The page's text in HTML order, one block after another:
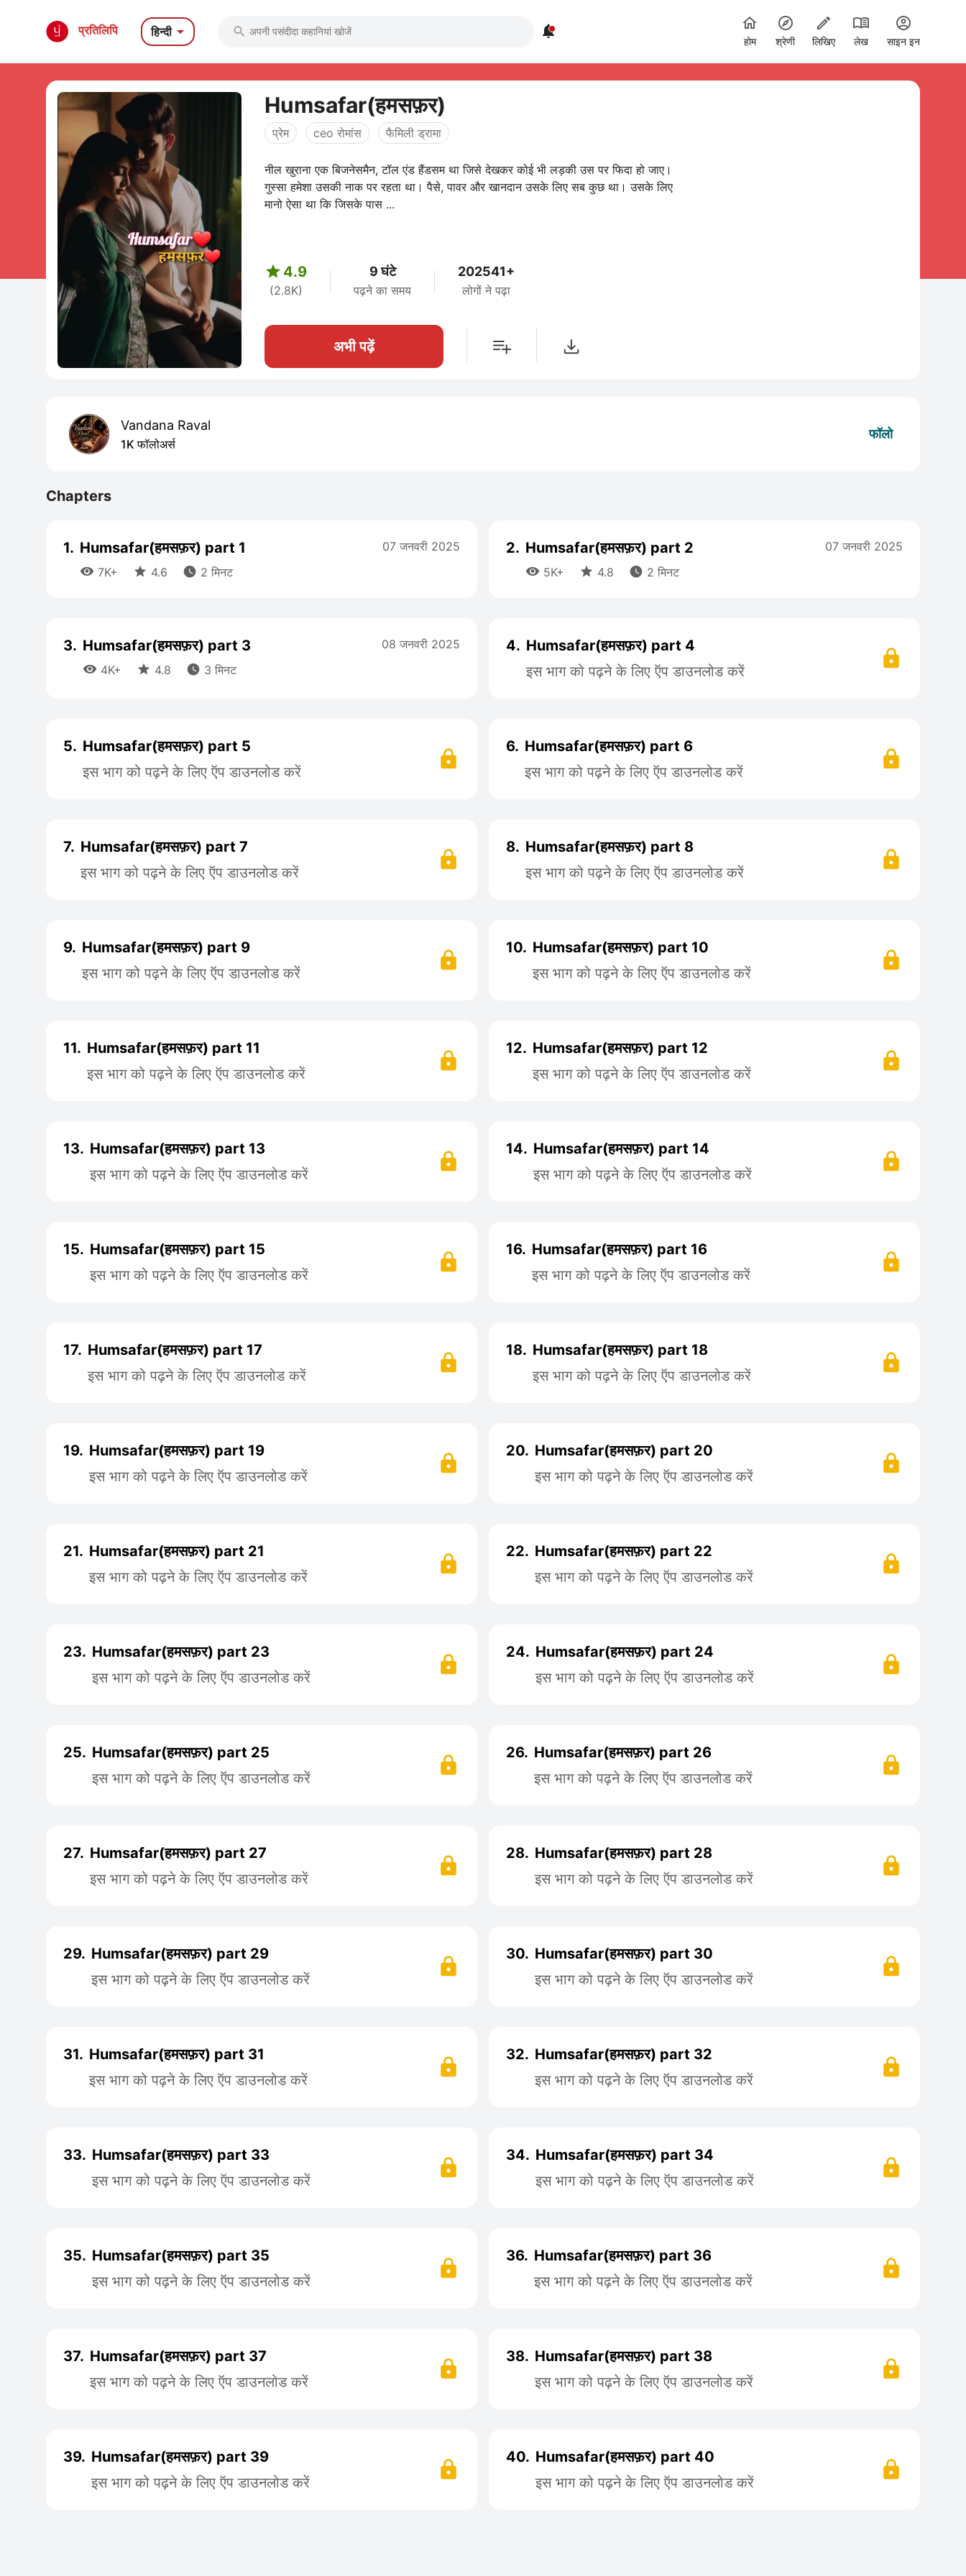
प्रतिलिपि हिन्दी  
होम श्रेणी लिखिए लेख साइन इन
Humsafar(हमसफ़र)
प्रेम ceo रोमांस फैमिली ड्रामा
नील खुराना एक बिजनेसमैन, टॉल एंड हैंडसम था जिसे देखकर कोई भी लड़की उस पर फिदा हो जाए।
गुस्सा हमेशा उसकी नाक पर रहता था। पैसे, पावर और खानदान उसके लिए सब कुछ था। उसके लिए
मानो ऐसा था कि जिसके पास ...
 4.9
(2.8K)
9 घंटे
पढ़ने का समय
202541+
लोगों ने पढ़ा
अभी पढ़ें
Vandana Raval
1K फॉलोअर्स
फॉलो
Chapters
1. Humsafar(हमसफ़र) part 1
 7K+  4.6  2 मिनट
07 जनवरी 2025 2. Humsafar(हमसफ़र) part 2
 5K+  4.8  2 मिनट
07 जनवरी 2025
3. Humsafar(हमसफ़र) part 3
 4K+  4.8  3 मिनट
08 जनवरी 2025 4. Humsafar(हमसफ़र) part 4
इस भाग को पढ़ने के लिए ऍप डाउनलोड करें
5. Humsafar(हमसफ़र) part 5
इस भाग को पढ़ने के लिए ऍप डाउनलोड करें
6. Humsafar(हमसफ़र) part 6
इस भाग को पढ़ने के लिए ऍप डाउनलोड करें
7. Humsafar(हमसफ़र) part 7
इस भाग को पढ़ने के लिए ऍप डाउनलोड करें
8. Humsafar(हमसफ़र) part 8
इस भाग को पढ़ने के लिए ऍप डाउनलोड करें
9. Humsafar(हमसफ़र) part 9
इस भाग को पढ़ने के लिए ऍप डाउनलोड करें
10. Humsafar(हमसफ़र) part 10
इस भाग को पढ़ने के लिए ऍप डाउनलोड करें
11. Humsafar(हमसफ़र) part 11
इस भाग को पढ़ने के लिए ऍप डाउनलोड करें
12. Humsafar(हमसफ़र) part 12
इस भाग को पढ़ने के लिए ऍप डाउनलोड करें
13. Humsafar(हमसफ़र) part 13
इस भाग को पढ़ने के लिए ऍप डाउनलोड करें
14. Humsafar(हमसफ़र) part 14
इस भाग को पढ़ने के लिए ऍप डाउनलोड करें
15. Humsafar(हमसफ़र) part 15
इस भाग को पढ़ने के लिए ऍप डाउनलोड करें
16. Humsafar(हमसफ़र) part 16
इस भाग को पढ़ने के लिए ऍप डाउनलोड करें
17. Humsafar(हमसफ़र) part 17
इस भाग को पढ़ने के लिए ऍप डाउनलोड करें
18. Humsafar(हमसफ़र) part 18
इस भाग को पढ़ने के लिए ऍप डाउनलोड करें
19. Humsafar(हमसफ़र) part 19
इस भाग को पढ़ने के लिए ऍप डाउनलोड करें
20. Humsafar(हमसफ़र) part 20
इस भाग को पढ़ने के लिए ऍप डाउनलोड करें
21. Humsafar(हमसफ़र) part 21
इस भाग को पढ़ने के लिए ऍप डाउनलोड करें
22. Humsafar(हमसफ़र) part 22
इस भाग को पढ़ने के लिए ऍप डाउनलोड करें
23. Humsafar(हमसफ़र) part 23
इस भाग को पढ़ने के लिए ऍप डाउनलोड करें
24. Humsafar(हमसफ़र) part 24
इस भाग को पढ़ने के लिए ऍप डाउनलोड करें
25. Humsafar(हमसफ़र) part 25
इस भाग को पढ़ने के लिए ऍप डाउनलोड करें
26. Humsafar(हमसफ़र) part 26
इस भाग को पढ़ने के लिए ऍप डाउनलोड करें
27. Humsafar(हमसफ़र) part 27
इस भाग को पढ़ने के लिए ऍप डाउनलोड करें
28. Humsafar(हमसफ़र) part 28
इस भाग को पढ़ने के लिए ऍप डाउनलोड करें
29. Humsafar(हमसफ़र) part 29
इस भाग को पढ़ने के लिए ऍप डाउनलोड करें
30. Humsafar(हमसफ़र) part 30
इस भाग को पढ़ने के लिए ऍप डाउनलोड करें
31. Humsafar(हमसफ़र) part 31
इस भाग को पढ़ने के लिए ऍप डाउनलोड करें
32. Humsafar(हमसफ़र) part 32
इस भाग को पढ़ने के लिए ऍप डाउनलोड करें
33. Humsafar(हमसफ़र) part 33
इस भाग को पढ़ने के लिए ऍप डाउनलोड करें
34. Humsafar(हमसफ़र) part 34
इस भाग को पढ़ने के लिए ऍप डाउनलोड करें
35. Humsafar(हमसफ़र) part 35
इस भाग को पढ़ने के लिए ऍप डाउनलोड करें
36. Humsafar(हमसफ़र) part 36
इस भाग को पढ़ने के लिए ऍप डाउनलोड करें
37. Humsafar(हमसफ़र) part 37
इस भाग को पढ़ने के लिए ऍप डाउनलोड करें
38. Humsafar(हमसफ़र) part 38
इस भाग को पढ़ने के लिए ऍप डाउनलोड करें
39. Humsafar(हमसफ़र) part 39
इस भाग को पढ़ने के लिए ऍप डाउनलोड करें
40. Humsafar(हमसफ़र) part 40
इस भाग को पढ़ने के लिए ऍप डाउनलोड करें